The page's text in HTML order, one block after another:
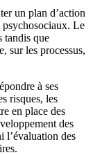
un plan d’action
psychosociaux. Le
tandis que
sur les processus,
à ses
risques, les
en place des
des
l’évaluation des